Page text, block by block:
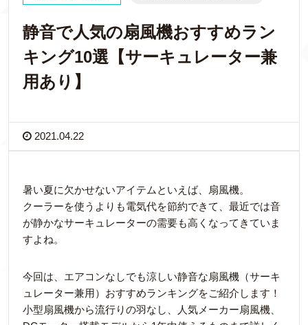
静音で人気の扇風機おすすめラン
キング10選【サーキュレーター兼
用あり】
2021.04.22
暑い夏に欠かせないアイテムといえば、扇風機。
クーラーを使うよりも電気代を節約できて、最近では音
が静かなサーキュレーターの需要も高くなってきていま
すよね。
今回は、エアコンなしでも涼しい静音な扇風機（サーキ
ュレーター兼用）おすすめランキングをご紹介します！
小型扇風機から流行りの羽なし、人気メーカー扇風機、